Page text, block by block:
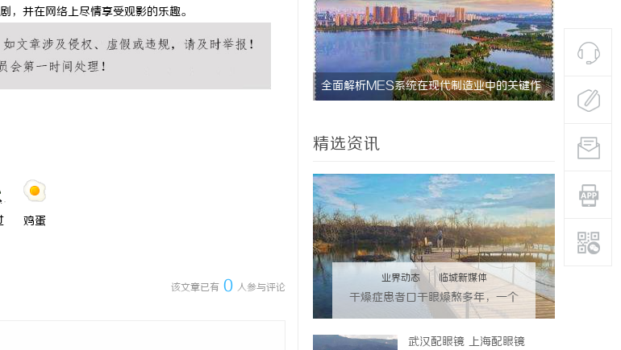
，并在网络上尽情享受观影的乐趣。
鸡蛋
该文章已有 0 人参与评论
，满足观 云电影网：新时代影视资源的智能云端平台解 全面解析MES系统在现代制造业中的关键作 武汉配眼
精选资讯
业界动态 | 临城新媒体
干燥症患者口干眼燥熬多年，一个
周期缓过来？老中医：一张辨证方
武汉配眼镜 上海配眼镜